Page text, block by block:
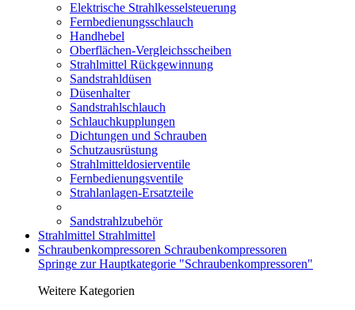
Elektrische Strahlkesselsteuerung
Fernbedienungsschlauch
Handhebel
Oberflächen-Vergleichsscheiben
Strahlmittel Rückgewinnung
Sandstrahldüsen
Düsenhalter
Sandstrahlschlauch
Schlauchkupplungen
Dichtungen und Schrauben
Schutzausrüstung
Strahlmitteldosierventile
Fernbedienungsventile
Strahlanlagen-Ersatzteile
Sandstrahlzubehör
Strahlmittel Strahlmittel
Schraubenkompressoren Schraubenkompressoren
Springe zur Hauptkategorie "Schraubenkompressoren"
Weitere Kategorien